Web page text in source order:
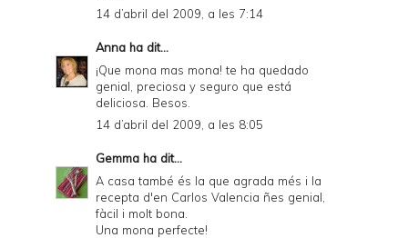
14 d’abril del 2009, a les 7:14
Anna ha dit...
¡Que mona mas mona! te ha quedado
genial, preciosa y seguro que está
deliciosa. Besos.
14 d’abril del 2009, a les 8:05
Gemma ha dit...
A casa també és la que agrada més i la
recepta d'en Carlos Valencia ñes genial,
fàcil i molt bona.
Una mona perfecte!